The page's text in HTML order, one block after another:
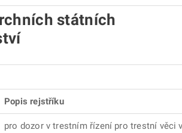
státních
Popis rejstříku
pro dozor v trestním řízení pro trestní věci